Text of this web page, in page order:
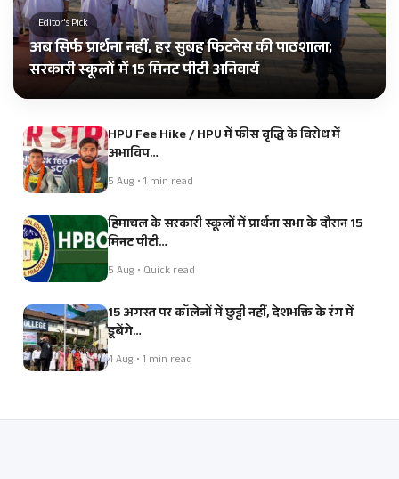
Editor's Pick
अब सिर्फ प्रार्थना नहीं, हर सुबह फिटनेस की पाठशाला;
सरकारी स्कूलों में 15 मिनट पीटी अनिवार्य
HPU Fee Hike / HPU में फीस वृद्धि के विरोध में
अभाविप…
5 Aug • 1 min read
हिमाचल के सरकारी स्कूलों में प्रार्थना सभा के दौरान 15
मिनट पीटी…
5 Aug • Quick read
15 अगस्त पर कॉलेजों में छुट्टी नहीं, देशभक्ति के रंग में
डूबेंगे…
4 Aug • 1 min read